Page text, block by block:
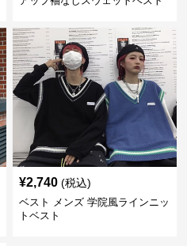
¥2,740 (税込)
ベスト メンズ 学院風ラインニッ
トベスト